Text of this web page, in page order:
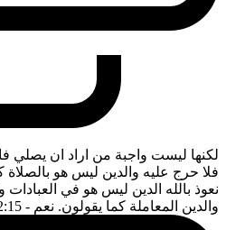
لكنها ليست واجبة من اراد ان يصلي
فلا حرج عليه والدين ليس هو
نعوذ بالله الدين ليس هو في العبادات
والدين المعاملة كما يقولون. نعم - 00:02:15